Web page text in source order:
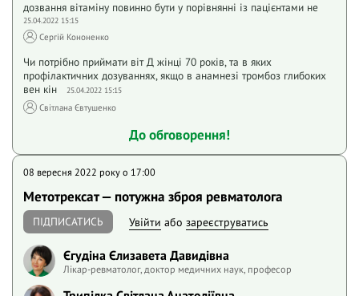
дозвання вітаміну повинно бути у порівнянні із пацієнтами не
25.04.2022 15:15
Сергій Кононенко
Чи потрібно приймати віт Д жінці 70 років, та в яких
профілактичних дозуваннях, якщо в анамнезі тромбоз глибоких
вен кін
25.04.2022 15:15
Світлана Євтушенко
До обговорення!
08 вересня 2022 року o 17:00
Метотрексат — потужна зброя ревматолога
ПІДПИСАТИСЬ Увійти або зареєструватись
Єгудіна Єлизавета Давидівна
Лікар-ревматолог, доктор медичних наук, професор